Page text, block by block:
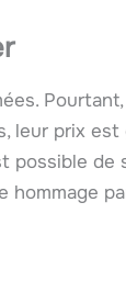
leur prix est
possible
hommage